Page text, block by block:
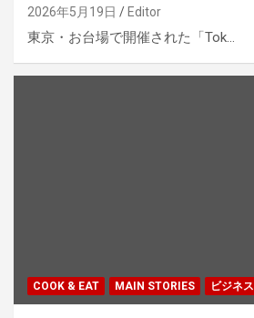
2026年5月19日 Editor
東京・お台場で開催された「Tok…
COOK & EAT MAIN STORIES ビジネス